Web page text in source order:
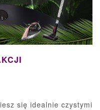
się idealnie czystymi